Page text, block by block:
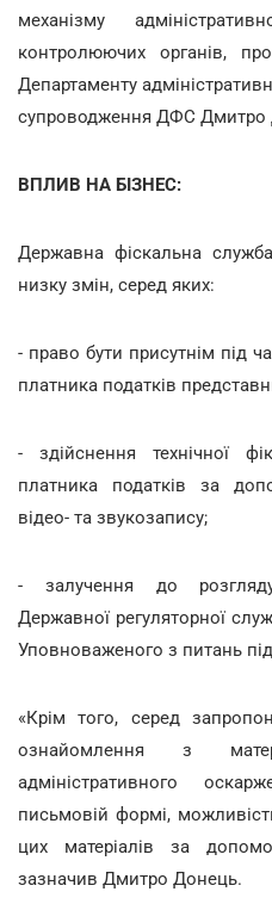
механізму
контролюючих органів,
Департаменту
супроводження ДФС Дмитро
ВПЛИВ НА БІЗНЕС:
Державна фіскальна
низку змін, серед яких:
- право бути присутнім під
платника податків
- здійснення технічної
платника податків за
відео- та звукозапису;
- залучення до
Державної регуляторної
Уповноваженого з питань
«Крім того, серед
ознайомлення з
адміністративного
письмовій формі,
цих матеріалів за
зазначив Дмитро Донець.